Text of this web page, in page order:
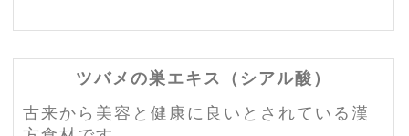
ツバメの巣エキス（シアル酸）
古来から美容と健康に良いとされている漢